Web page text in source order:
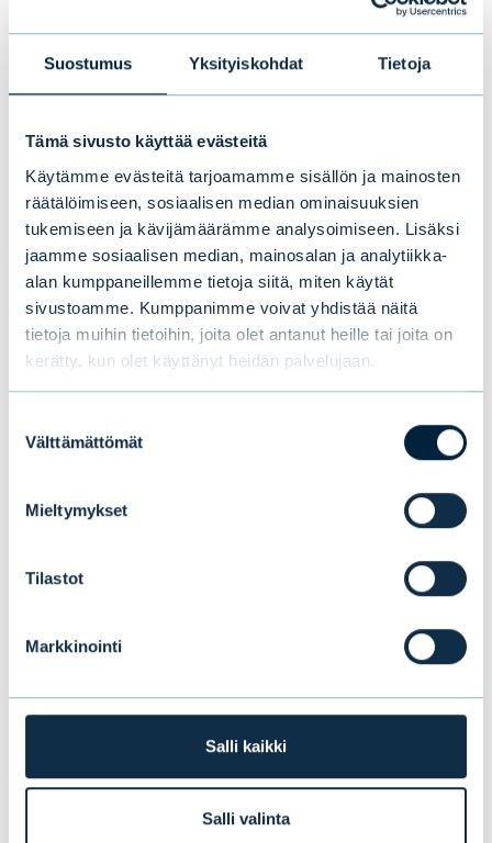
Suostumus Yksityiskohdat Tietoja
Tämä sivusto käyttää evästeitä
Käytämme evästeitä tarjoamamme sisällön ja mainosten
räätälöimiseen, sosiaalisen median ominaisuuksien
tukemiseen ja kävijämäärämme analysoimiseen. Lisäksi
jaamme sosiaalisen median, mainosalan ja analytiikka-
alan kumppaneillemme tietoja siitä, miten käytät
sivustoamme. Kumppanimme voivat yhdistää näitä
tietoja muihin tietoihin, joita olet antanut heille tai joita on
kerätty, kun olet käyttänyt heidän palvelujaan.
valinta
Välttämättömät
Mieltymykset
Tilastot
Markkinointi
Salli kaikki
Salli valinta
Tämä saattaa myös
kiinnostaa sinua
Nousumarkkina jatkuu, mutta